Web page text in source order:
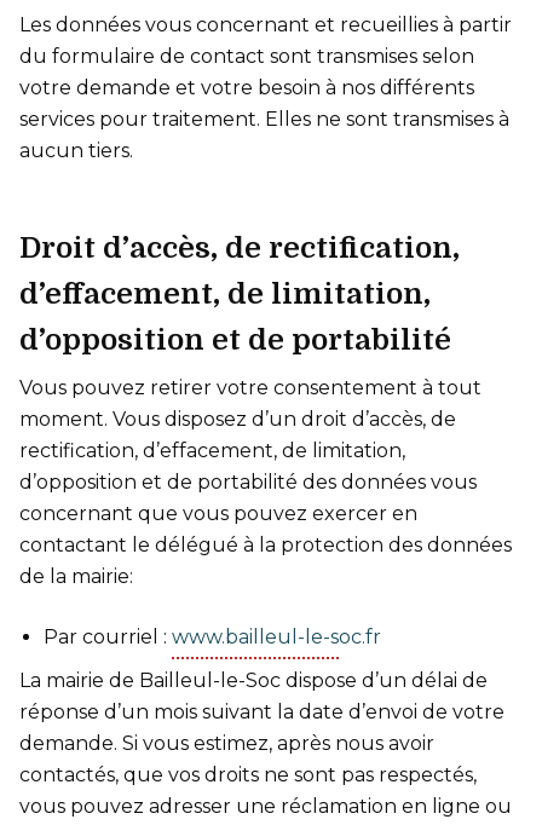
Les données vous concernant et recueillies à partir
du formulaire de contact sont transmises selon
votre demande et votre besoin à nos différents
services pour traitement. Elles ne sont transmises à
aucun tiers.
Droit d’accès, de rectification,
d’effacement, de limitation,
d’opposition et de portabilité
Vous pouvez retirer votre consentement à tout
moment. Vous disposez d’un droit d’accès, de
rectification, d’effacement, de limitation,
d’opposition et de portabilité des données vous
concernant que vous pouvez exercer en
contactant le délégué à la protection des données
de la mairie:
Par courriel : www.bailleul-le-soc.fr
La mairie de Bailleul-le-Soc dispose d’un délai de
réponse d’un mois suivant la date d’envoi de votre
demande. Si vous estimez, après nous avoir
contactés, que vos droits ne sont pas respectés,
vous pouvez adresser une réclamation en ligne ou